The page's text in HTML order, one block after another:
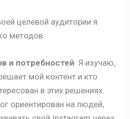
целевой аудитории я
методов:
и потребностей. Я изучаю,
мой контент и кто
в этих решениях.
ориентирован на людей,